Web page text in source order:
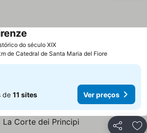
do século XIX
de Catedral de Santa Maria del Fiore
de 11 sites Ver preços
Partilhar